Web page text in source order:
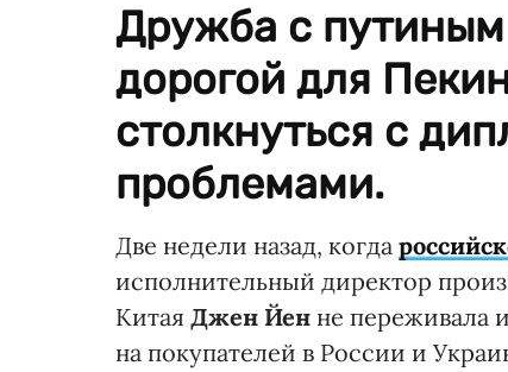
Дружба с
дорогой для
столкнуться с
проблемами.
Две недели назад, когда
исполнительный директор
Китая Джен Йен не переживала
на покупателей в России и